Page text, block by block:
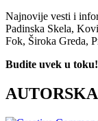
Najnovije vesti i
Padinska Skela,
Fok, Široka Greda,
Budite uvek u toku!